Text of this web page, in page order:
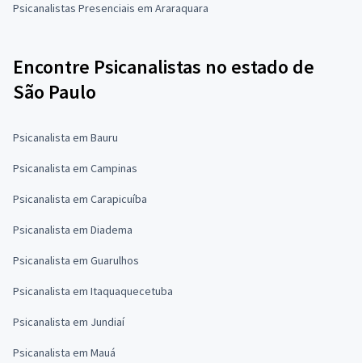
Psicanalistas Presenciais em Araraquara
Encontre Psicanalistas no estado de
São Paulo
Psicanalista em Bauru
Psicanalista em Campinas
Psicanalista em Carapicuíba
Psicanalista em Diadema
Psicanalista em Guarulhos
Psicanalista em Itaquaquecetuba
Psicanalista em Jundiaí
Psicanalista em Mauá